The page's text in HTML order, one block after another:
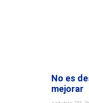
No es
mejorar